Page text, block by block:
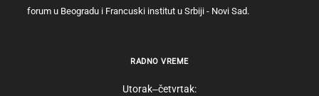
forum u Beogradu i Francuski institut u Srbiji - Novi Sad.
RADNO VREME
Utorak‒četvrtak: